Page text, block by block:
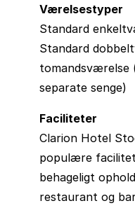
Værelsestyper
Standard
Standard
tomandsværelse
separate senge)
Faciliteter
Clarion Hotel
populære
behageligt
restaurant og